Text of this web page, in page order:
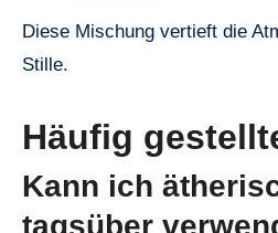
Diese Mischung vertieft die
Stille.
Häufig
Kann ich
tagsüber